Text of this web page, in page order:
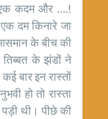
एक कदम और ….!
दम किनारे जा
के बीच की
के झंडों ने
बार इन रास्तों
हो तो रास्ता
थी। पीछे की